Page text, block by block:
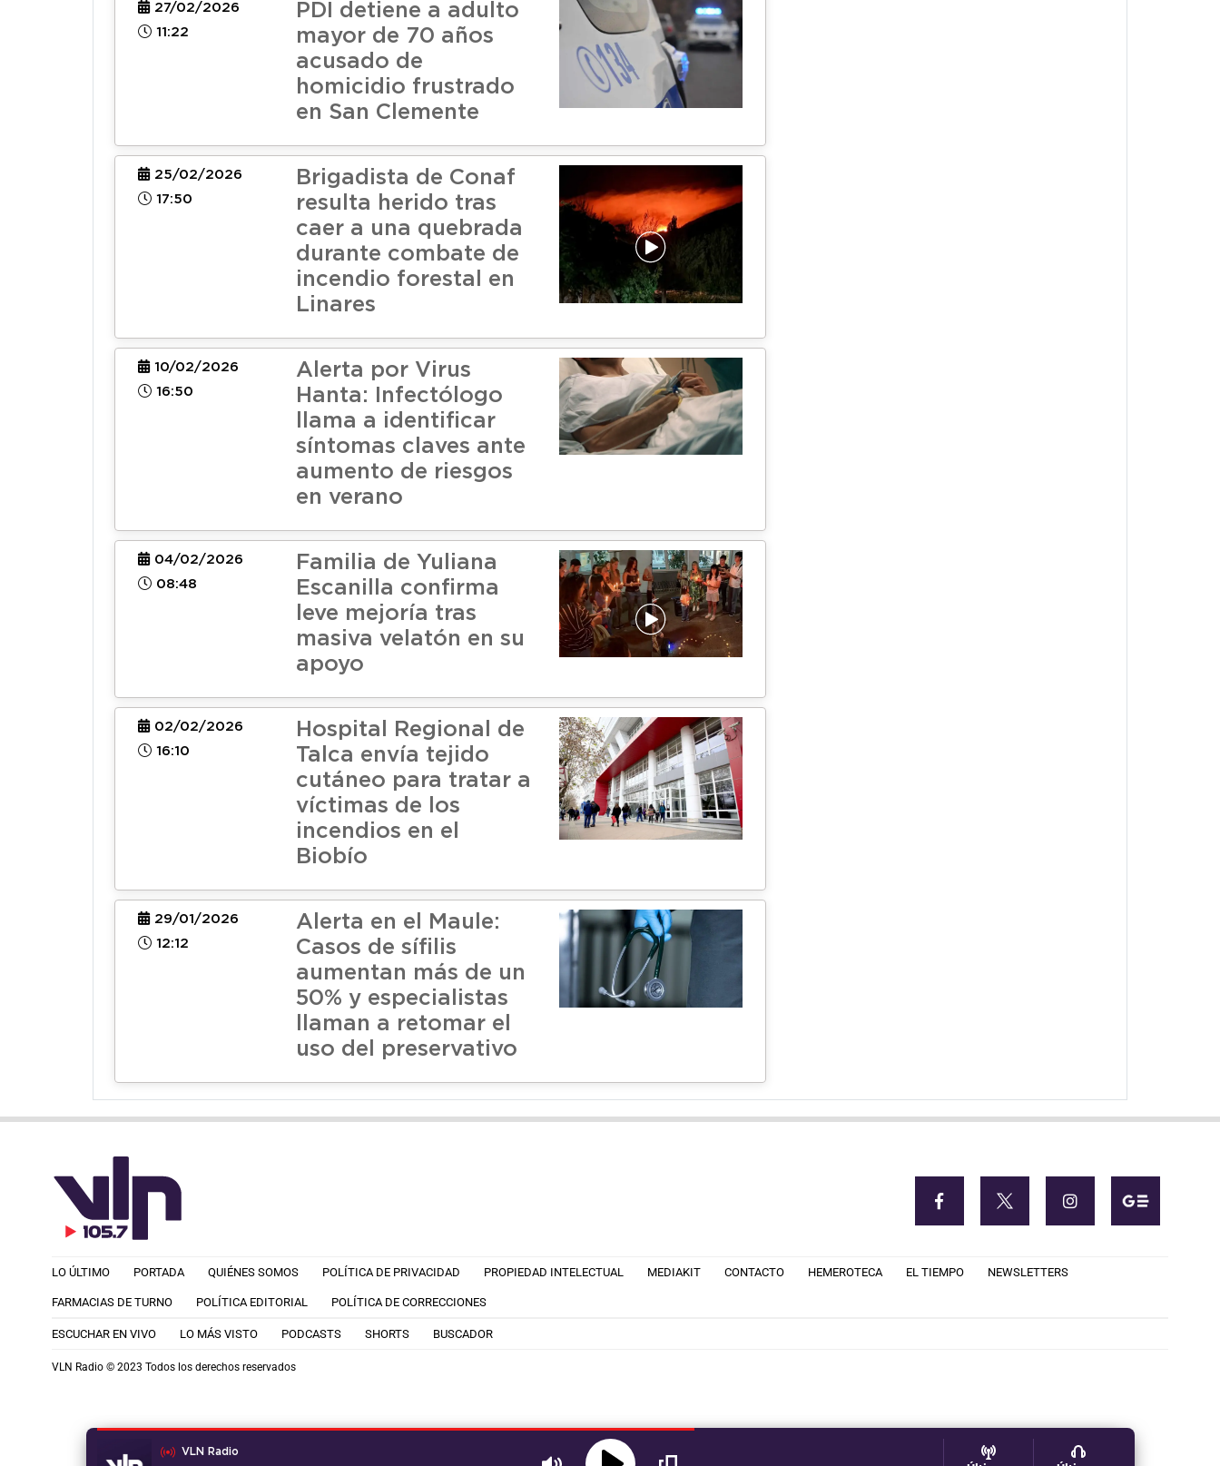
27/02/2026
11:22
PDI detiene a adulto
mayor de 70 años
acusado de
homicidio frustrado
en San Clemente
25/02/2026
17:50
Brigadista de Conaf
resulta herido tras
caer a una quebrada
durante combate de
incendio forestal en
Linares
10/02/2026
16:50
Alerta por Virus
Hanta: Infectólogo
llama a identificar
síntomas claves ante
aumento de riesgos
en verano
04/02/2026
08:48
Familia de Yuliana
Escanilla confirma
leve mejoría tras
masiva velatón en su
apoyo
02/02/2026
16:10
Hospital Regional de
Talca envía tejido
cutáneo para tratar a
víctimas de los
incendios en el
Biobío
29/01/2026
12:12
Alerta en el Maule:
Casos de sífilis
aumentan más de un
50% y especialistas
llaman a retomar el
uso del preservativo
VLN Radio
LO ÚLTIMO PORTADA QUIÉNES SOMOS POLÍTICA DE PRIVACIDAD PROPIEDAD INTELECTUAL MEDIAKIT CONTACTO HEMEROTECA EL TIEMPO NEWSLETTERS
FARMACIAS DE TURNO POLÍTICA EDITORIAL POLÍTICA DE CORRECCIONES
ESCUCHAR EN VIVO LO MÁS VISTO PODCASTS SHORTS BUSCADOR
VLN Radio © 2023 Todos los derechos reservados